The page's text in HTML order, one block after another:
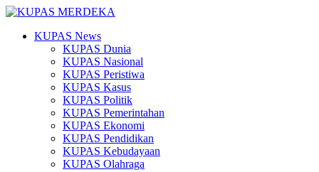
KUPAS News
KUPAS Dunia
KUPAS Nasional
KUPAS Peristiwa
KUPAS Kasus
KUPAS Politik
KUPAS Pemerintahan
KUPAS Ekonomi
KUPAS Pendidikan
KUPAS Kebudayaan
KUPAS Olahraga